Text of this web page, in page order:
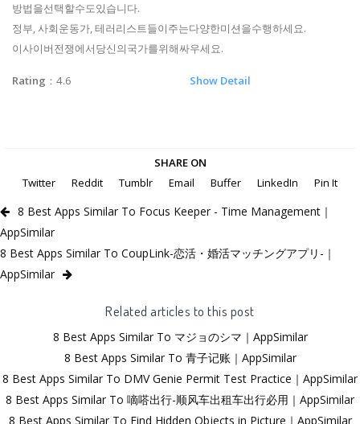
방법을선택할수도있습니다.
정부, 사회운동가, 테러리스트들이주는다양한미션을수행하세요.
이사이버전쟁에서당신의국가를위해싸우세요.
Rating ：4.6 Show Detail
SHARE ON
Twitter
Reddit Tumblr Email Buffer LinkedIn Pin It
8 Best Apps Similar To Focus Keeper - Time Management｜
AppSimilar
8 Best Apps Similar To CoupLink-恋活・婚活マッチングアプリ-｜
AppSimilar
Related articles to this post
8 Best Apps Similar To マジョのシマ｜AppSimilar
8 Best Apps Similar To 青子记账｜AppSimilar
8 Best Apps Similar To DMV Genie Permit Test Practice｜AppSimilar
8 Best Apps Similar To 嘀嗒出行-顺风车出租车出行必用｜AppSimilar
8 Best Apps Similar To Find Hidden Objects in Picture｜AppSimilar